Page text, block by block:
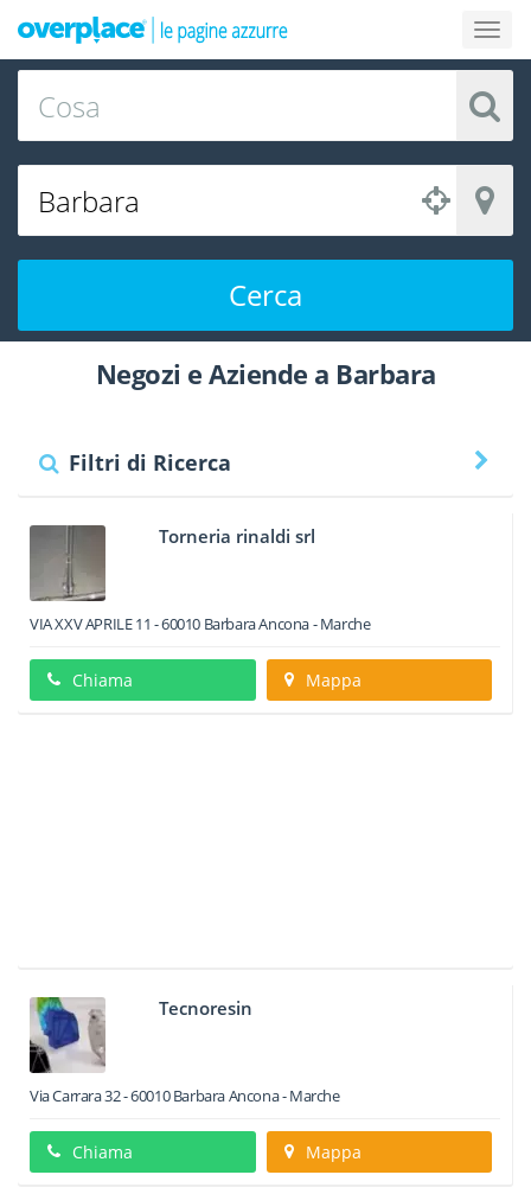
Cerca
Negozi e Aziende a Barbara
Filtri di Ricerca
Torneria rinaldi srl
VIA XXV APRILE 11 -60010 BarbaraAncona -Marche
Chiama Mappa
Tecnoresin
Via Carrara 32-60010 BarbaraAncona -Marche
Chiama Mappa